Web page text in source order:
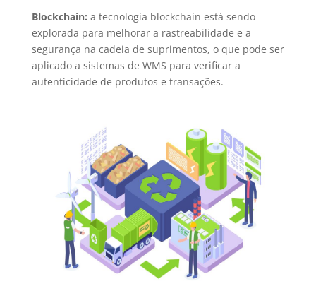
Blockchain: a tecnologia blockchain está sendo
explorada para melhorar a rastreabilidade e a
segurança na cadeia de suprimentos, o que pode ser
aplicado a sistemas de WMS para verificar a
autenticidade de produtos e transações.